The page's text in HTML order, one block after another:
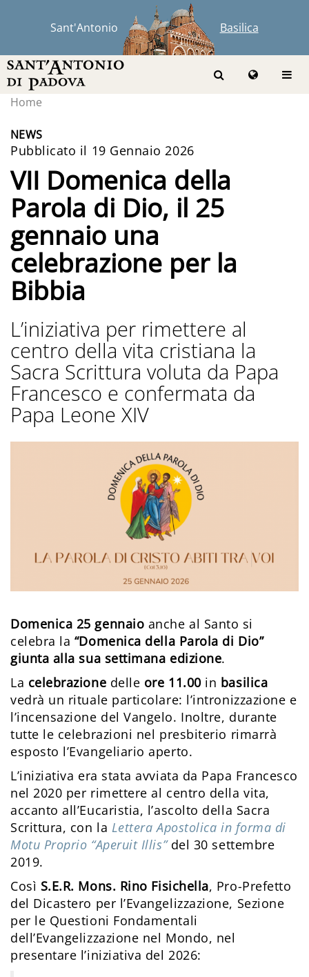
Sant'Antonio Basilica
Home
NEWS
Pubblicato il 19 Gennaio 2026
VII Domenica della
Parola di Dio, il 25
gennaio una
celebrazione per la
Bibbia
L’iniziativa per rimettere al
centro della vita cristiana la
Sacra Scrittura voluta da Papa
Francesco e confermata da
Papa Leone XIV
Domenica 25 gennaio anche al Santo si
celebra la “Domenica della Parola di Dio”
giunta alla sua settimana edizione.
La celebrazione delle ore 11.00in basilica
vedrà un rituale particolare: l’intronizzazione e
l’incensazione del Vangelo. Inoltre, durante
tutte le celebrazioni nel presbiterio rimarrà
esposto l’Evangeliario aperto.
L’iniziativa era stata avviata da Papa Francesco
nel 2020 per rimettere al centro della vita,
accanto all’Eucaristia, l’ascolto della Sacra
Scrittura, con la Lettera Apostolica in forma di
Motu Proprio “Aperuit Illis” del 30 settembre
2019.
Così S.E.R. Mons. Rino Fisichella, Pro-Prefetto
del Dicastero per l’Evangelizzazione, Sezione
per le Questioni Fondamentali
dell’Evangelizzazione nel Mondo, nel
presentare l’iniziativa del 2026: